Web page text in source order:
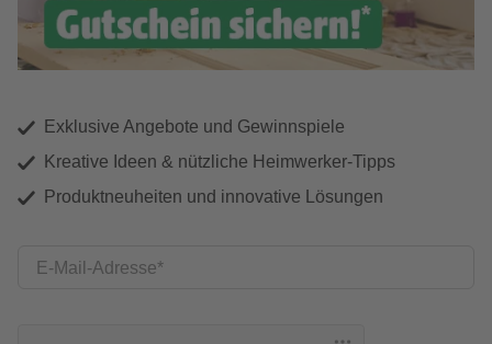
Exklusive Angebote und Gewinnspiele
Kreative Ideen & nützliche Heimwerker-Tipps
Produktneuheiten und innovative Lösungen
E-Mail-Adresse